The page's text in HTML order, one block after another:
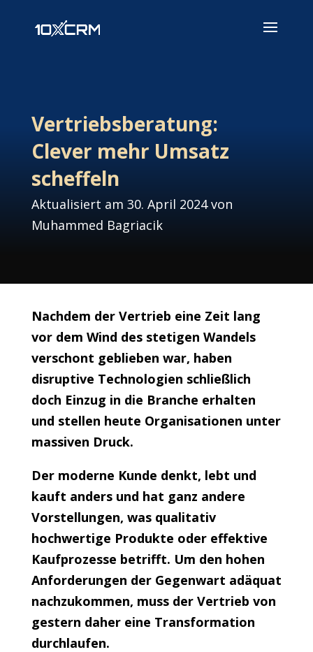
Vertriebsberatung:
Clever mehr Umsatz
scheffeln
Aktualisiert am 30. April 2024 von
Muhammed Bagriacik
Nachdem der Vertrieb eine Zeit lang
vor dem Wind des stetigen Wandels
verschont geblieben war, haben
disruptive Technologien schließlich
doch Einzug in die Branche erhalten
und stellen heute Organisationen unter
massiven Druck.
Der moderne Kunde denkt, lebt und
kauft anders und hat ganz andere
Vorstellungen, was qualitativ
hochwertige Produkte oder effektive
Kaufprozesse betrifft. Um den hohen
Anforderungen der Gegenwart adäquat
nachzukommen, muss der Vertrieb von
gestern daher eine Transformation
durchlaufen.